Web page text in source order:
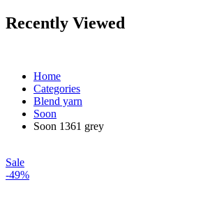
Recently Viewed
Home
Categories
Blend yarn
Soon
Soon 1361 grey
Sale
-49%